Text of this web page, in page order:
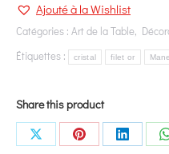
Ajouté à la Wishlist
Catégories : Art de la Table,
Étiquettes :
cristal filet or
Share this product
Share
Share
Share